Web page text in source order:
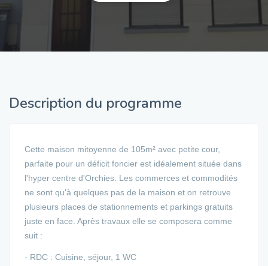
Description du programme
Cette maison mitoyenne de 105m² avec petite cour,
parfaite pour un déficit foncier est idéalement située dans
l'hyper centre d'Orchies. Les commerces et commodités
ne sont qu'à quelques pas de la maison et on retrouve
plusieurs places de stationnements et parkings gratuits
juste en face. Après travaux elle se composera comme
suit :
- RDC : Cuisine, séjour, 1 WC